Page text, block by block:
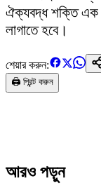
ঐক্যবদ্ধ শক্তি এক
লাগাতে হবে।
শেয়ার করুন:
🖨️ প্রিন্ট করুন
আরও পড়ুন